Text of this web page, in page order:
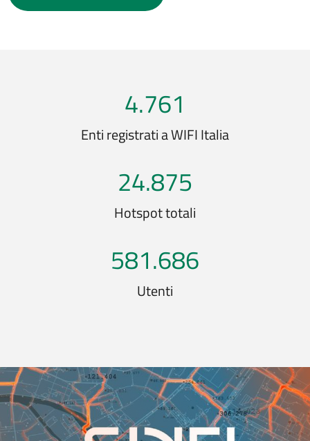
4.761
Enti registrati a WIFI Italia
24.875
Hotspot totali
581.686
Utenti